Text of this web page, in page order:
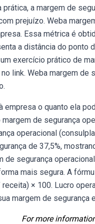
a margem de
prejuízo. Weba
Essa métrica é
a distância do
exercício prático de
link. Weba margem
empresa o quanto ela
de segurança
operacional
de 37,5%,
de segurança
mais segura. A
× 100. Lucro
margem de
For more